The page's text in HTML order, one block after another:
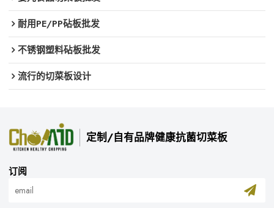
耐用PE/PP砧板批发
不锈钢塑料砧板批发
流行的切菜板设计
定制/自有品牌健康抗菌切菜板
订阅